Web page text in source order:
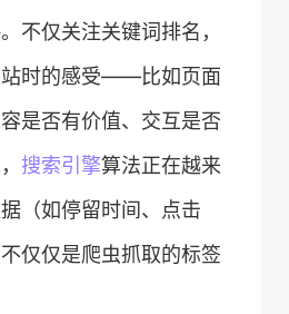
不仅关注关键词排名，
站时的感受——比如页面
是否有价值、交互是否
搜索引擎算法正在越来
（如停留时间、点击
仅仅是爬虫抓取的标签